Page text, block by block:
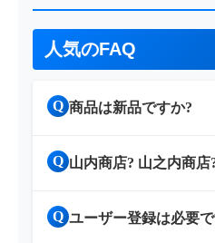
人気のFAQ
Q 商品は新品ですか?
Q 山内商店? 山之内商店
Q ユーザー登録は必要